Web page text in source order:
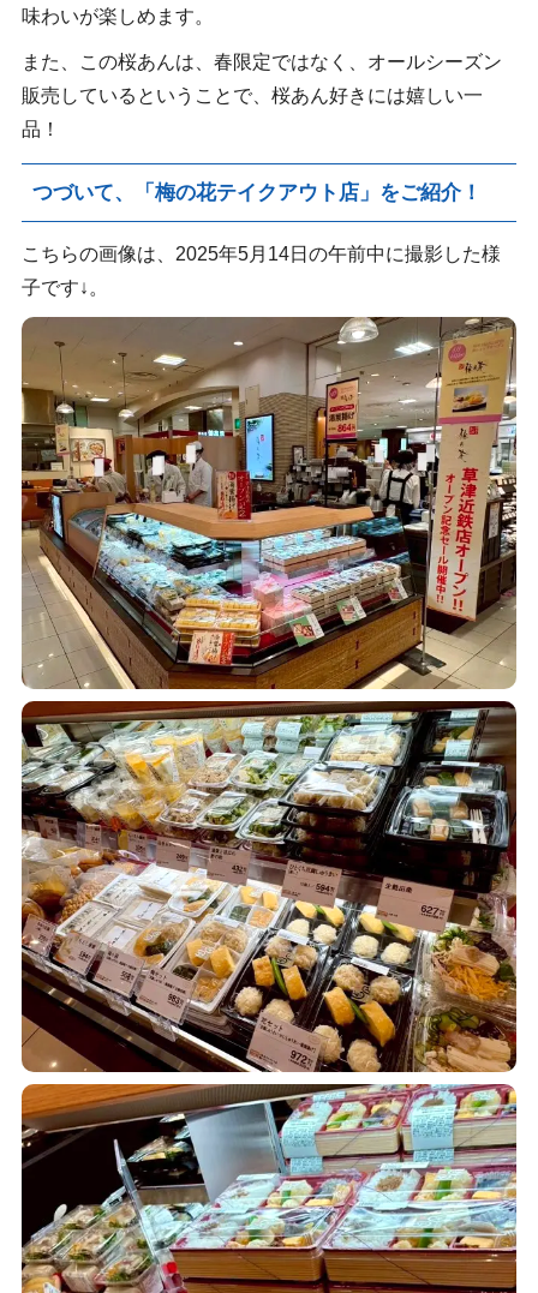
味わいが楽しめます。
また、この桜あんは、春限定ではなく、オールシーズン
販売しているということで、桜あん好きには嬉しい一
品！
つづいて、「 梅の花テイクアウト店」をご紹介！
こちらの画像は、2025年5月14日の午前中に撮影した様
子です↓。